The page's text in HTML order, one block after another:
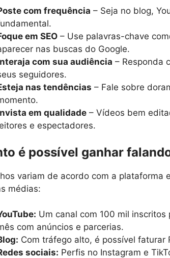
com frequência – Seja no blog,
em SEO – Use palavras-chave
nas buscas do Google.
com sua audiência – Responda
seguidores.
nas tendências – Fale sobre
em qualidade – Vídeos bem
e espectadores.
é possível ganhar
variam de acordo com a plataforma
médias:
Um canal com 100 mil
com anúncios e parcerias.
Com tráfego alto, é possível
sociais: Perfis no Instagram e